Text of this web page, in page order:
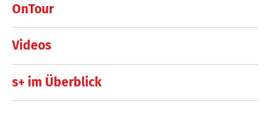
OnTour
Videos
s+ im Überblick